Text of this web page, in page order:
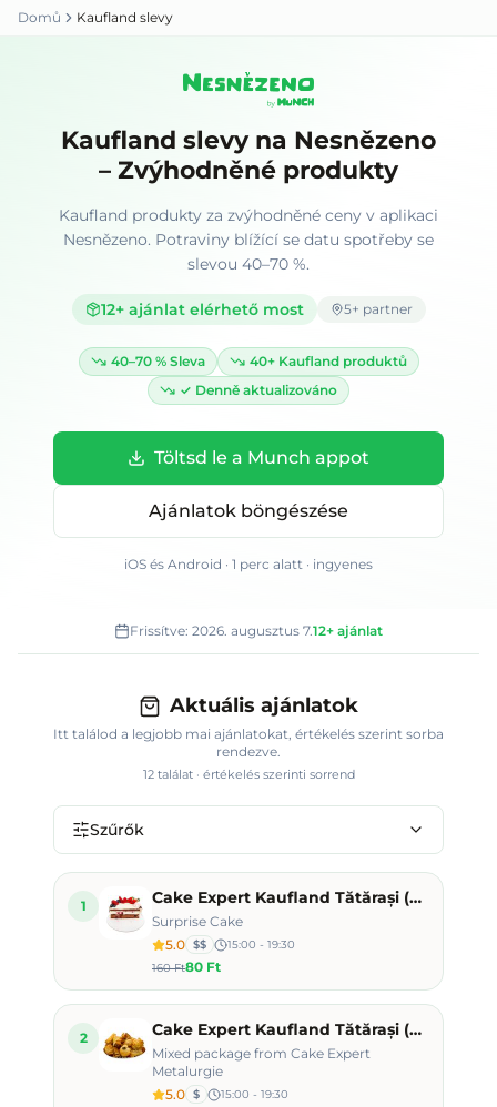
Domů Kaufland slevy
Kaufland slevy na Nesnězeno
– Zvýhodněné produkty
Kaufland produkty za zvýhodněné ceny v aplikaci
Nesnězeno. Potraviny blížící se datu spotřeby se
slevou 40–70 %.
12+ ajánlat elérhető most 5+ partner
40–70 % Sleva 40+ Kaufland produktů
✓ Denně aktualizováno
Töltsd le a Munch appot
Ajánlatok böngészése
iOS és Android · 1 perc alatt · ingyenes
Frissítve: 2026. augusztus 7.12+ ajánlat
Aktuális ajánlatok
Itt találod a legjobb mai ajánlatokat, értékelés szerint sorba
rendezve.
12találat · értékelés szerinti sorrend
Szűrők
1 Cake Expert Kaufland Tătărași (Doi Băieți)
Surprise Cake
5.0 $$
15:00 - 19:30
160 Ft80 Ft
2 Cake Expert Kaufland Tătărași (Doi Băieți)
Mixed package from Cake Expert
Metalurgie
5.0 $
15:00 - 19:30